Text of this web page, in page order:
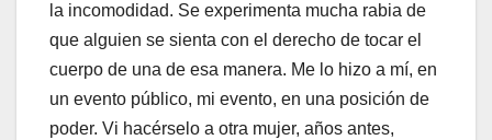
la incomodidad. Se experimenta mucha rabia de
que alguien se sienta con el derecho de tocar el
cuerpo de una de esa manera. Me lo hizo a mí, en
un evento público, mi evento, en una posición de
poder. Vi hacérselo a otra mujer, años antes,